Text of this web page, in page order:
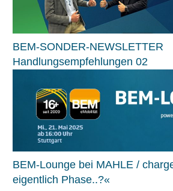
BEM-SONDER-NEWSLETTER
Handlungsempfehlungen 02
BEM-Lounge bei MAHLE /
eigentlich Phase..?«